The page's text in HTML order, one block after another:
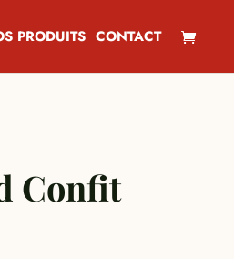
PRODUITS CONTACT
Confit